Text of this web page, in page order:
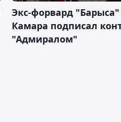
Экс-форвард "Барыса"
Камара подписал
"Адмиралом"